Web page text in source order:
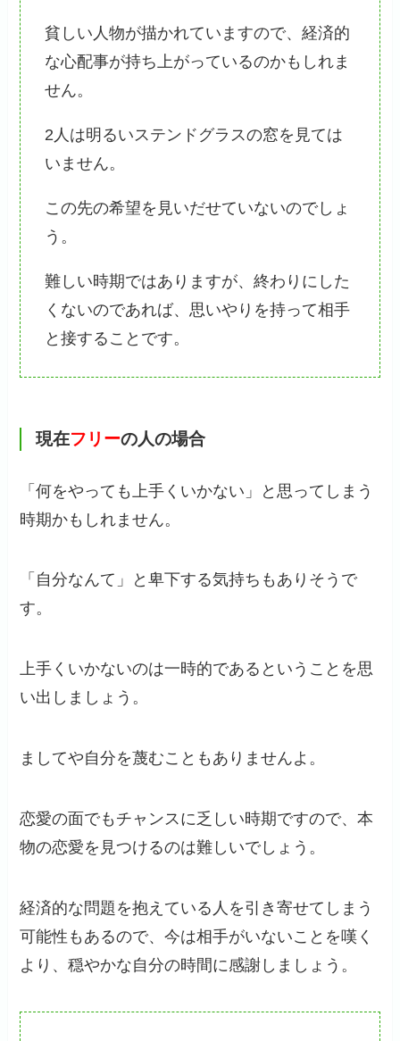
貧しい人物が描かれていますので、経済的
な心配事が持ち上がっているのかもしれま
せん。
2人は明るいステンドグラスの窓を見ては
いません。
この先の希望を見いだせていないのでしょ
う。
難しい時期ではありますが、終わりにした
くないのであれば、思いやりを持って相手
と接することです。
現在フリーの人の場合
「何をやっても上手くいかない」と思ってしまう
時期かもしれません。
「自分なんて」と卑下する気持ちもありそうで
す。
上手くいかないのは一時的であるということを思
い出しましょう。
ましてや自分を蔑むこともありませんよ。
恋愛の面でもチャンスに乏しい時期ですので、本
物の恋愛を見つけるのは難しいでしょう。
経済的な問題を抱えている人を引き寄せてしまう
可能性もあるので、今は相手がいないことを嘆く
より、穏やかな自分の時間に感謝しましょう。